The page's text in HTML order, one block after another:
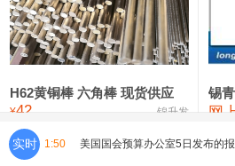
铸造铝合金锭(ZLD104) 24,100—24,300
压铸锌合金锭 26,250—26,450
氯化镍 38,300—40,300
H62黄铜棒 六角棒 现货供应
¥42 锦升发
锡
网
实时 1:50 美国国会预算办公室5日发布的